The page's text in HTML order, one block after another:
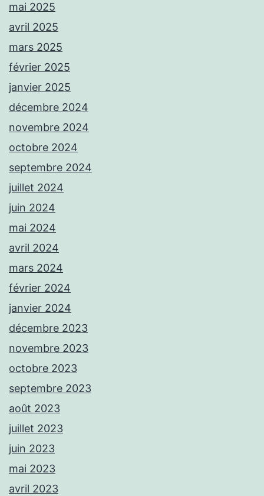
mai 2025
avril 2025
mars 2025
février 2025
janvier 2025
décembre 2024
novembre 2024
octobre 2024
septembre 2024
juillet 2024
juin 2024
mai 2024
avril 2024
mars 2024
février 2024
janvier 2024
décembre 2023
novembre 2023
octobre 2023
septembre 2023
août 2023
juillet 2023
juin 2023
mai 2023
avril 2023